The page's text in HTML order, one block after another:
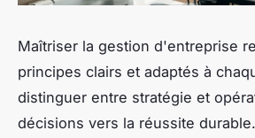
Maîtriser la gestion d'entreprise
principes clairs et adaptés à
distinguer entre stratégie et
décisions vers la réussite